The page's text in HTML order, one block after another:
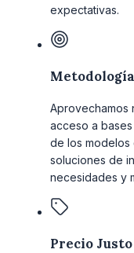
expectativas.
Aprovechamos
acceso a
de los
soluciones de
necesidades y
Precio Justo